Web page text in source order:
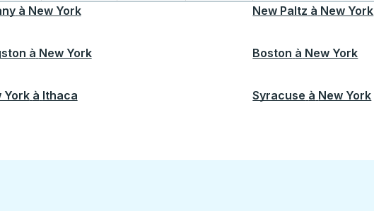
à New York New Paltz à New York
à New York Boston à New York
York à Ithaca Syracuse à New York